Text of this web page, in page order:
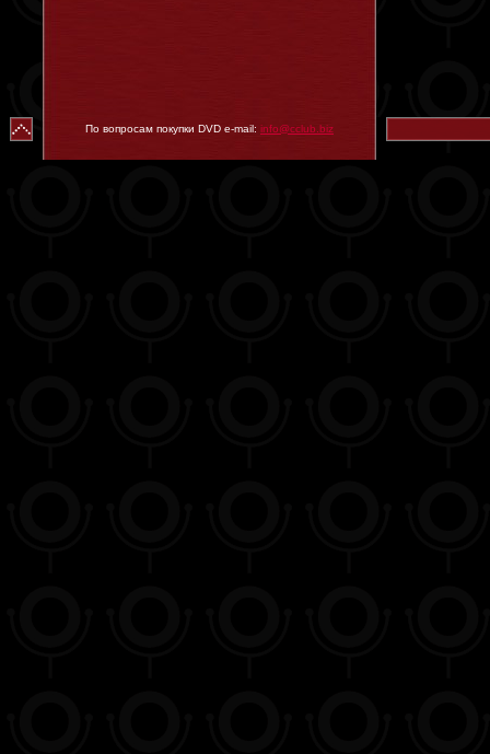
По вопросам покупки DVD e-mail: info@cclub.biz